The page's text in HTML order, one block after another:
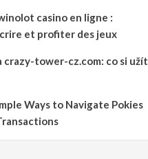
casino en ligne :
et profiter des jeux
crazy-tower-cz.com: co si užít
Ways to Navigate Pokies